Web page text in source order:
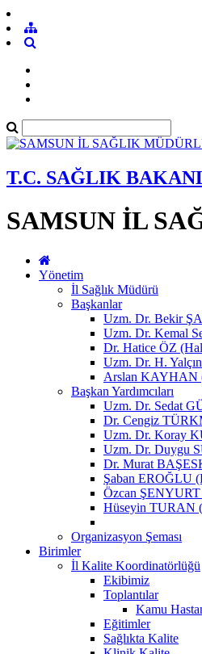
T.C. SAĞLIK
SAMSUN İL
Yönetim
İl Sağlık Müdürü
Başkanlar
Uzm. Dr. Bekir
Uzm. Dr. Kemal
Dr. Hatice ÖZ
Uzm. Dr. H.
Arslan KAYHAN
Başkan Yardımcıları
Uzm. Dr. Sedat
Dr. Cengiz
Uzm. Dr. Koray
Uzm. Dr. Duygu
Dr. Murat
Şaban EROĞLU
Özcan ŞENYURT
Hüseyin TURAN
Organizasyon Şeması
Birimler
İl Kalite Koordinatörlüğü
Ekibimiz
Toplantılar
Kamu
Eğitimler
Sağlıkta Kalite